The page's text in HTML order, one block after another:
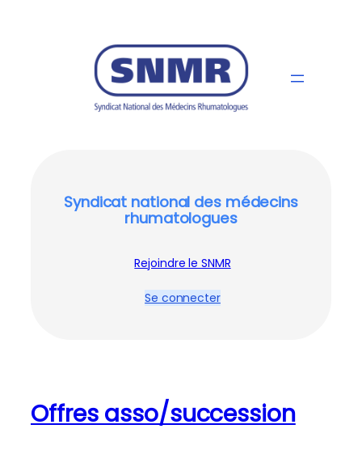
Syndicat national des médecins
rhumatologues
Rejoindre le SNMR
Se connecter
Offres asso/succession